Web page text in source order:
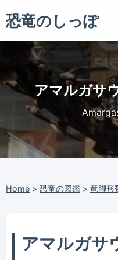
恐竜のしっぽ
アマルガサ
Home > 恐竜の図鑑 > 竜脚形
アマルガサ